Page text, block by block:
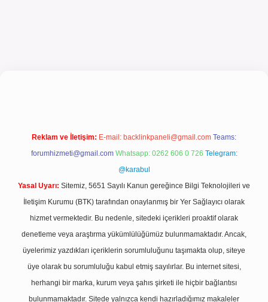
Reklam ve İletişim: E-mail: backlinkpaneli@gmail.com Teams:
forumhizmeti@gmail.com Whatsapp: 0262 606 0 726 Telegram:
@karabul
Yasal Uyarı: Sitemiz, 5651 Sayılı Kanun gereğince Bilgi Teknolojileri ve
İletişim Kurumu (BTK) tarafından onaylanmış bir Yer Sağlayıcı olarak
hizmet vermektedir. Bu nedenle, sitedeki içerikleri proaktif olarak
denetleme veya araştırma yükümlülüğümüz bulunmamaktadır. Ancak,
üyelerimiz yazdıkları içeriklerin sorumluluğunu taşımakta olup, siteye
üye olarak bu sorumluluğu kabul etmiş sayılırlar. Bu internet sitesi,
herhangi bir marka, kurum veya şahıs şirketi ile hiçbir bağlantısı
bulunmamaktadır. Sitede yalnızca kendi hazırladığımız makaleler